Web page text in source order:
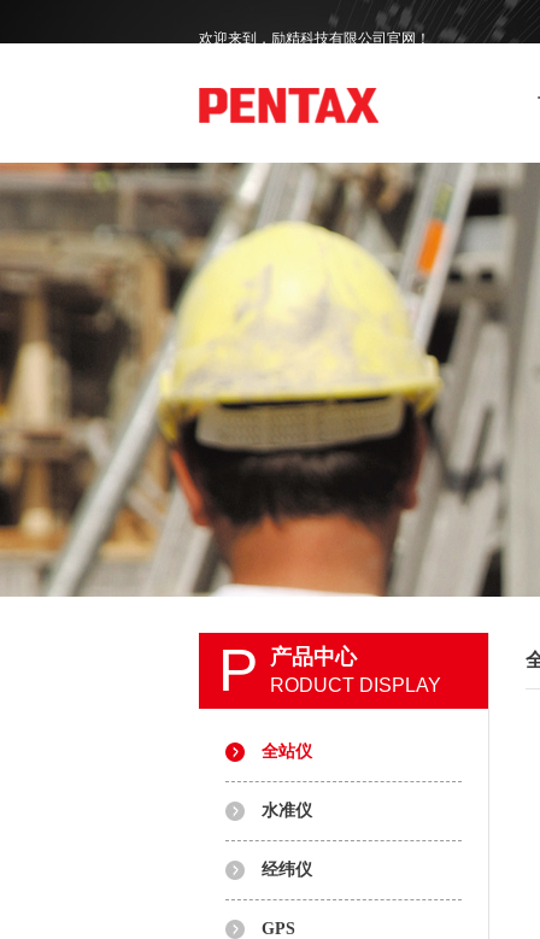
欢迎来到，励精科技
P 产品中心
RODUCT DISPLAY
全站仪
水准仪
经纬仪
GPS